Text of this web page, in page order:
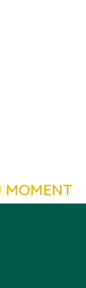
MOMENT